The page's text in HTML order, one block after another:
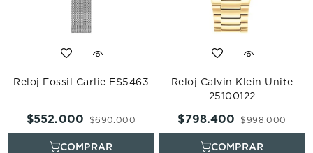
Reloj Fossil Carlie ES5463
$690.000
$552.000
Reloj Calvin Klein Unite
25100122
$998.000
$798.400